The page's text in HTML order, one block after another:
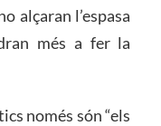
alçaran l’espasa
més a fer la
només són “els